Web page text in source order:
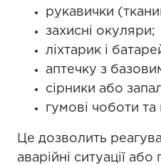
рукавички
захисні окуляри;
ліхтарик і
аптечку з
сірники або
гумові чоботи
Це дозволить
аварійні ситуації або